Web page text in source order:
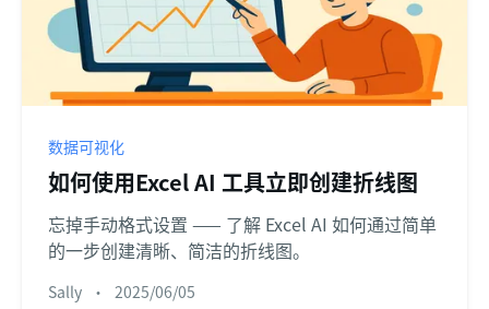
数据可视化
如何使用Excel AI 工具立即创建折线图
忘掉手动格式设置 —— 了解 Excel AI 如何通过简单
的一步创建清晰、简洁的折线图。
Sally • 2025/06/05